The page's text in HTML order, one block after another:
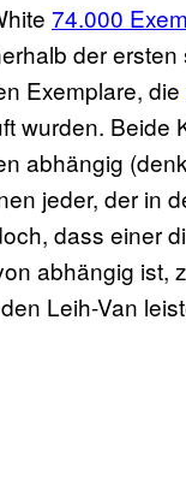
74.000
der ersten
Exemplare, die
wurden. Beide
abhängig
jeder, der in
dass einer
abhängig ist,
Leih-Van